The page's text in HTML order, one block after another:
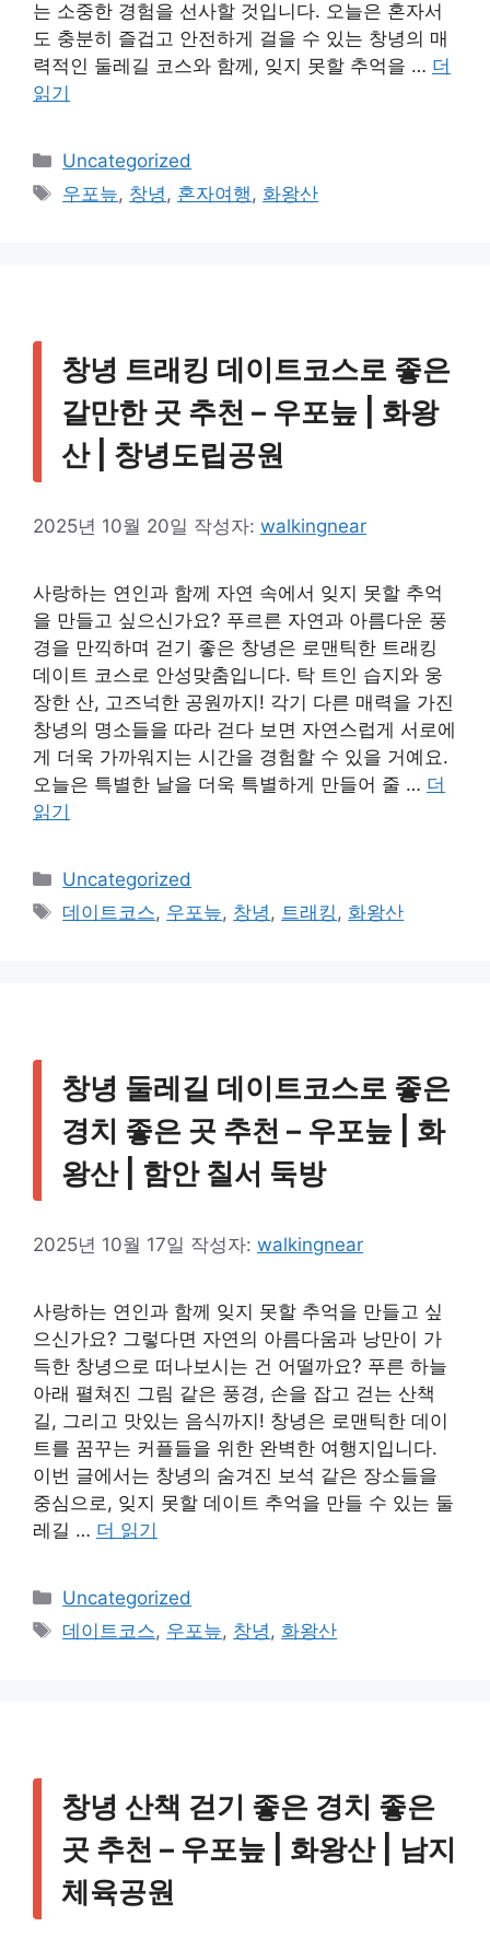
는 소중한 경험을 선사할 것입니다. 오늘은 혼자서
도 충분히 즐겁고 안전하게 걸을 수 있는 창녕의 매
력적인 둘레길 코스와 함께, 잊지 못할 추억을 … 더
읽기
카
테
고
Uncategorized
태
우포늪, 창녕 , 혼자여행 , 화왕산
창녕 트래킹 데이트코스로 좋은
갈만한 곳 추천 – 우포늪 | 화왕
산 | 창녕도립공원
2025년 10월 20일 작성자: walkingnear
사랑하는 연인과 함께 자연 속에서 잊지 못할 추억
을 만들고 싶으신가요? 푸르른 자연과 아름다운 풍
경을 만끽하며 걷기 좋은 창녕은 로맨틱한 트래킹
데이트 코스로 안성맞춤입니다. 탁 트인 습지와 웅
장한 산, 고즈넉한 공원까지! 각기 다른 매력을 가진
창녕의 명소들을 따라 걷다 보면 자연스럽게 서로에
게 더욱 가까워지는 시간을 경험할 수 있을 거예요.
오늘은 특별한 날을 더욱 특별하게 만들어 줄 … 더
읽기
카
테
고
Uncategorized
태
데이트코스, 우포늪, 창녕 , 트래킹 , 화왕산
창녕 둘레길 데이트코스로 좋은
경치 좋은 곳 추천 – 우포늪 | 화
왕산 | 함안 칠서 둑방
2025년 10월 17일 작성자: walkingnear
사랑하는 연인과 함께 잊지 못할 추억을 만들고 싶
으신가요? 그렇다면 자연의 아름다움과 낭만이 가
득한 창녕으로 떠나보시는 건 어떨까요? 푸른 하늘
아래 펼쳐진 그림 같은 풍경, 손을 잡고 걷는 산책
길, 그리고 맛있는 음식까지! 창녕은 로맨틱한 데이
트를 꿈꾸는 커플들을 위한 완벽한 여행지입니다.
이번 글에서는 창녕의 숨겨진 보석 같은 장소들을
중심으로, 잊지 못할 데이트 추억을 만들 수 있는 둘
레길 … 더 읽기
카
테
고
Uncategorized
태
데이트코스, 우포늪, 창녕 , 화왕산
창녕 산책 걷기 좋은 경치 좋은
곳 추천 – 우포늪 | 화왕산 | 남지
체육공원